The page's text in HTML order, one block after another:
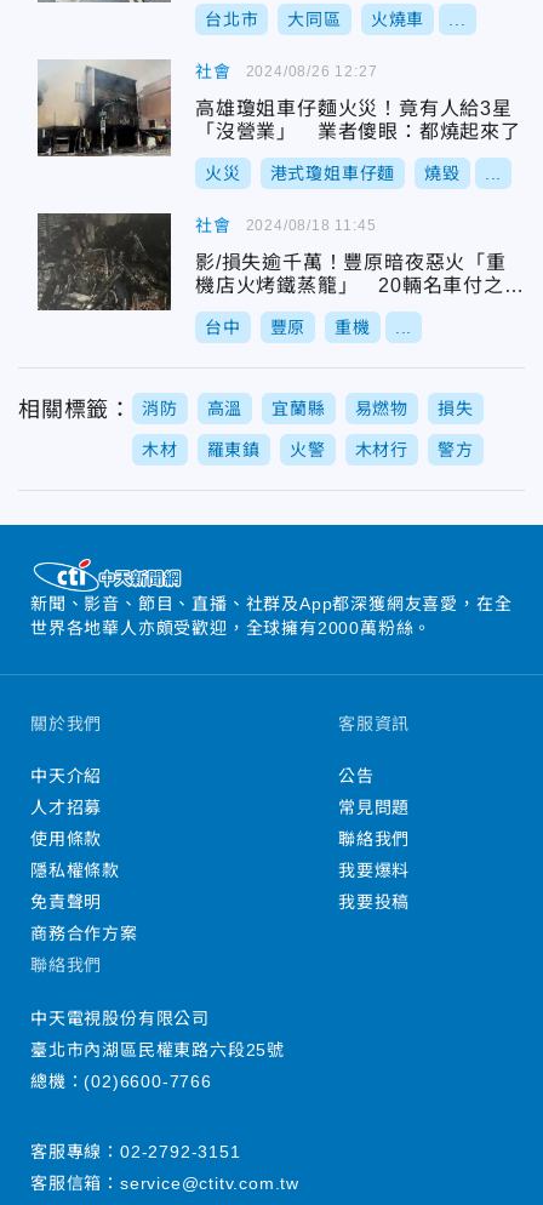
台北市 大同區 火燒車
社會
高雄瓊姐車仔麵火災！竟有人給3星
「沒營業」 業者傻眼：都燒起來了
火災 港式瓊姐車仔麵 燒毀
2024/08/26 12:27
社會
影/損失逾千萬！豐原暗夜惡火「重
機店火烤鐵蒸籠」 20輛名車付之一
炬
台中 豐原 重機
2024/08/18 11:45
相關標籤： 消防 高溫 宜蘭縣 易燃物 損失
木材 羅東鎮 火警 木材行 警方
新聞、影音、節目、直播、社群及App都深獲網友喜愛，在全
世界各地華人亦頗受歡迎，全球擁有2000萬粉絲。
關於我們
中天介紹
人才招募
使用條款
隱私權條款
免責聲明
商務合作方案
客服資訊
公告
常見問題
聯絡我們
我要爆料
我要投稿
聯絡我們
中天電視股份有限公司
臺北市內湖區民權東路六段25號
總機：(02)6600-7766
客服專線： 02-2792-3151
客服信箱： service@ctitv.com.tw